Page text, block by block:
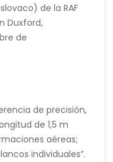
comparación con
de onda en uso
se empleaban en
el infografista, en
de la RAF
Duxford,
de
de precisión,
de 1,5 m
aéreas;
individuales”.